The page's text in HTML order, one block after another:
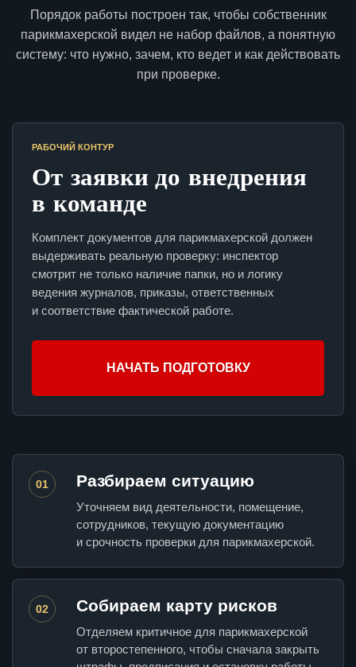
Порядок работы построен так, чтобы собственник
парикмахерской видел не набор файлов, а понятную
систему: что нужно, зачем, кто ведет и как действовать
при проверке.
РАБОЧИЙ КОНТУР
От заявки до внедрения
в команде
Комплект документов для парикмахерской должен
выдерживать реальную проверку: инспектор
смотрит не только наличие папки, но и логику
ведения журналов, приказы, ответственных
и соответствие фактической работе.
НАЧАТЬ ПОДГОТОВКУ
01 Разбираем ситуацию
Уточняем вид деятельности, помещение,
сотрудников, текущую документацию
и срочность проверки для парикмахерской.
02 Собираем карту рисков
Отделяем критичное для парикмахерской
от второстепенного, чтобы сначала закрыть